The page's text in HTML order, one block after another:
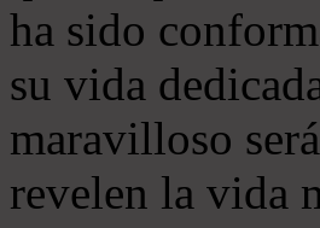
ha sido
su vida
maravilloso
revelen la vida